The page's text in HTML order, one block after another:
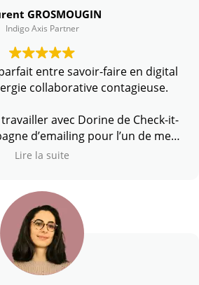
GROSMOUGIN
Indigo Axis Partner
entre savoir-faire en digital
collaborative contagieuse.
travailler avec Dorine de Check-it-
d’emailing pour l’un de mes
clients.
du digital marketing, un
pour moi. J’ai pu poser toutes
et recevoir ses conseils
permis d’apprendre en chemin.
Lire la suite